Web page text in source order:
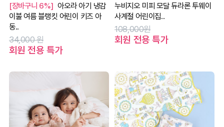
[장바구니 6%] 아오라 아기 냉감
이불 여름 블랭킷 어린이 키즈 아
동..
34,000 원
회원 전용 특가
누비지오 미피 모달 듀라론 투웨이
사계절 어린이집..
108,000원
회원 전용 특가